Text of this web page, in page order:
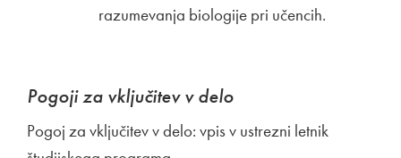
razumevanja biologije pri učencih.
Pogoji za vključitev v delo
Pogoj za vključitev v delo: vpis v ustrezni letnik